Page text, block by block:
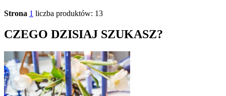
Strona 1 liczba produktów: 13
CZEGO DZISIAJ SZUKASZ?